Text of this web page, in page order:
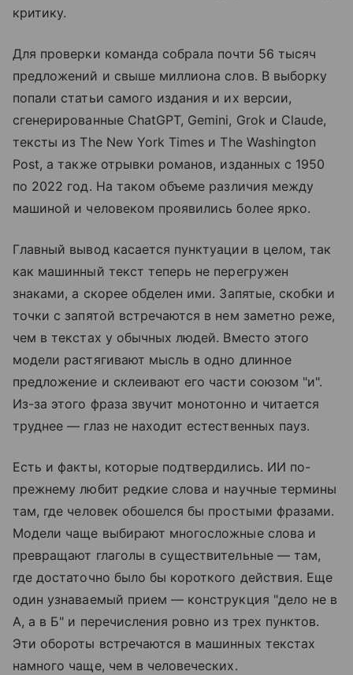
критику.
Для проверки команда собрала почти 56 тысяч
предложений и свыше миллиона слов. В выборку
попали статьи самого издания и их версии,
сгенерированные ChatGPT, Gemini, Grok и Claude,
тексты из The New York Times и The Washington
Post, а также отрывки романов, изданных с 1950
по 2022 год. На таком объеме различия между
машиной и человеком проявились более ярко.
Главный вывод касается пунктуации в целом, так
как машинный текст теперь не перегружен
знаками, а скорее обделен ими. Запятые, скобки и
точки с запятой встречаются в нем заметно реже,
чем в текстах у обычных людей. Вместо этого
модели растягивают мысль в одно длинное
предложение и склеивают его части союзом "и".
Из-за этого фраза звучит монотонно и читается
труднее — глаз не находит естественных пауз.
Есть и факты, которые подтвердились. ИИ по-
прежнему любит редкие слова и научные термины
там, где человек обошелся бы простыми фразами.
Модели чаще выбирают многосложные слова и
превращают глаголы в существительные — там,
где достаточно было бы короткого действия. Еще
один узнаваемый прием — конструкция "дело не в
А, а в Б" и перечисления ровно из трех пунктов.
Эти обороты встречаются в машинных текстах
намного чаще, чем в человеческих.